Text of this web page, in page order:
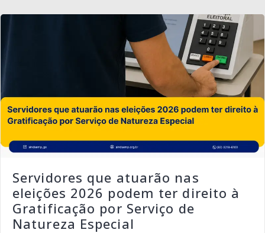
Servidores que atuarão nas
eleições 2026 podem ter direito à
Gratificação por Serviço de
Natureza Especial